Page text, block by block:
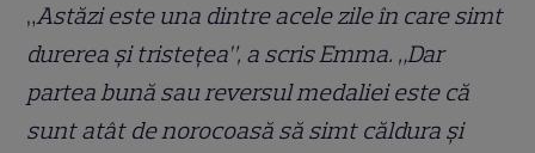
„Astăzi este una dintre acele zile în care simt
durerea și tristețea”, a scris Emma. „Dar
partea bună sau reversul medaliei este că
sunt atât de norocoasă să simt căldura și